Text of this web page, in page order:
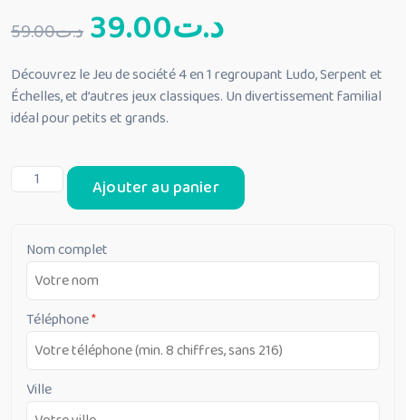
د.ت59.00
Le
prix
initial
était :
د.ت59.00.
د.ت39.00
Le
prix
actuel
est :
Découvrez le Jeu de société 4 en 1 regroupant Ludo, Serpent et
Échelles, et d’autres jeux classiques. Un divertissement familial
idéal pour petits et grands.
quantité
de
societe
Ajouter au panier
Nom complet
Téléphone*
Ville